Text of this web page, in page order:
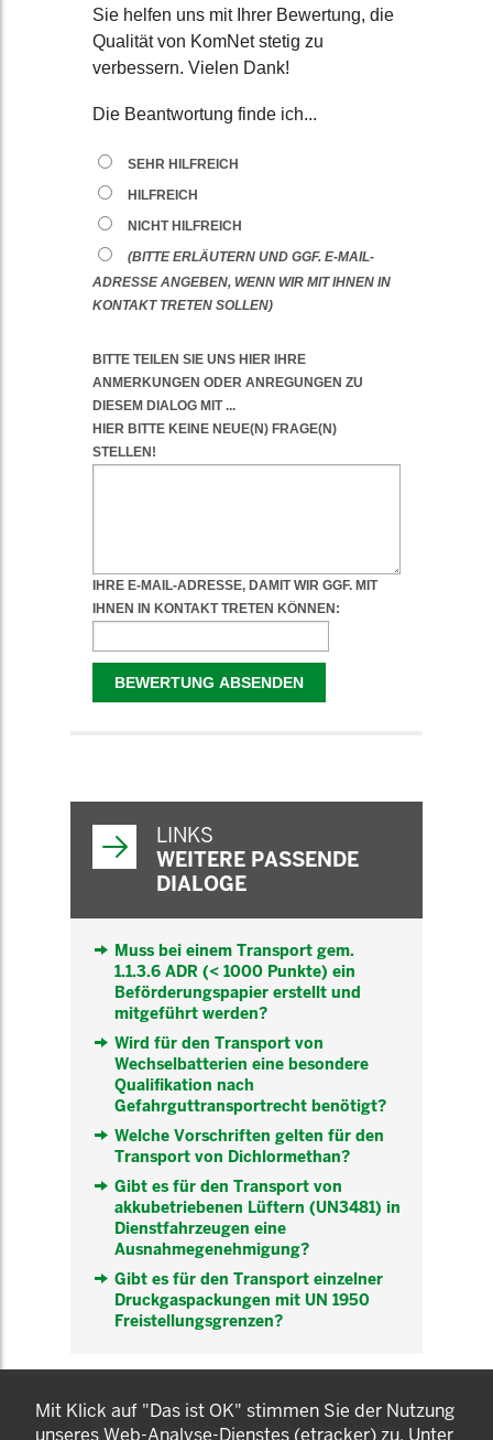
LINKS
WEITERE PASSENDE
DIALOGE
Muss bei einem Transport gem.
1.1.3.6 ADR (< 1000 Punkte) ein
Beförderungspapier erstellt und
mitgeführt werden?
Wird für den Transport von
Wechselbatterien eine besondere
Qualifikation nach
Gefahrguttransportrecht benötigt?
Welche Vorschriften gelten für den
Transport von Dichlormethan?
Gibt es für den Transport von
akkubetriebenen Lüftern (UN3481) in
Dienstfahrzeugen eine
Ausnahmegenehmigung?
Gibt es für den Transport einzelner
Druckgaspackungen mit UN 1950
Freistellungsgrenzen?
KOMNET
GUT BERATEN. GESUND
Mit Klick auf "Das ist OK" stimmen Sie der Nutzung
unseres Web-Analyse-Dienstes (etracker) zu. Unter